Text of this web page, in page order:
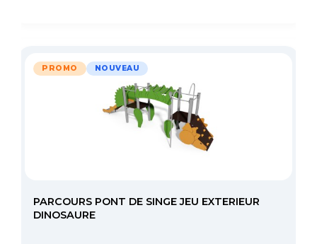
PROMO NOUVEAU
PARCOURS PONT DE SINGE JEU EXTERIEUR
DINOSAURE